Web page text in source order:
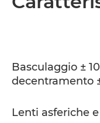
Basculaggio ±
decentramento
Lenti asferiche